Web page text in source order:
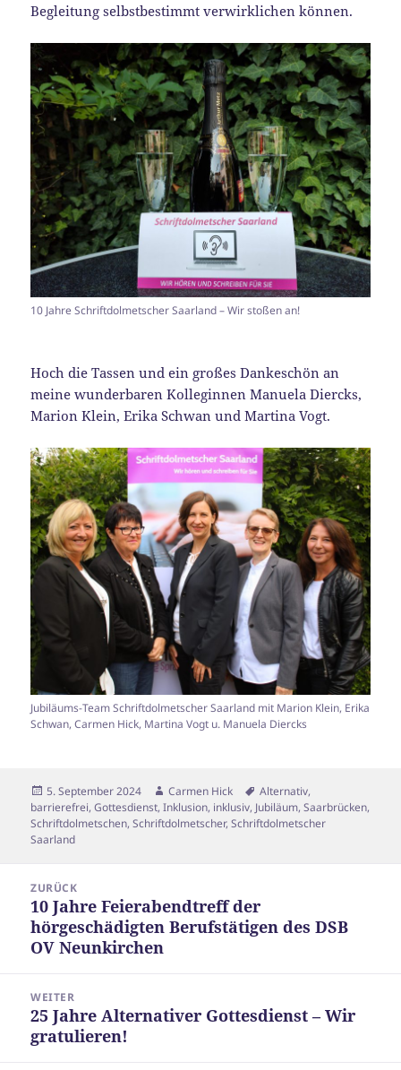
Begleitung selbstbestimmt verwirklichen können.
10 Jahre Schriftdolmetscher Saarland – Wir stoßen an!
Hoch die Tassen und ein großes Dankeschön an
meine wunderbaren Kolleginnen Manuela Diercks,
Marion Klein, Erika Schwan und Martina Vogt.
Jubiläums-Team Schriftdolmetscher Saarland mit Marion Klein, Erika
Schwan, Carmen Hick, Martina Vogt u. Manuela Diercks
Veröffentlicht
am
5. September 2024 Autor
Carmen Hick Schlagwörter
Alternativ,
barrierefrei,Gottesdienst,Inklusion, inklusiv, Jubiläum,Saarbrücken,
Schriftdolmetschen,Schriftdolmetscher,Schriftdolmetscher
Saarland
ZURÜCK
Vorheriger
Beitrag:
10 Jahre Feierabendtreff der
hörgeschädigten Berufstätigen des DSB
OV Neunkirchen
WEITER
Nächster
Beitrag:
25 Jahre Alternativer Gottesdienst – Wir
gratulieren!